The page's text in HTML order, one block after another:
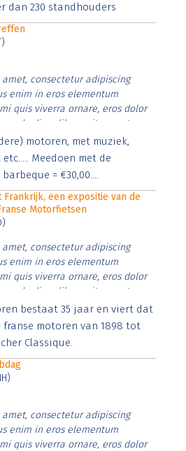
dan 230 standhouders
consectetur adipiscing
enim in eros elementum
quis viverra ornare, eros dolor
diam libero vitae erat.
justo cursus id rutrum lorem
vitae risus tristique posuere.
motoren, met muziek,
Meedoen met de
= €30,00....
Frankrijk, een expositie van de
Motorfietsen
consectetur adipiscing
enim in eros elementum
quis viverra ornare, eros dolor
diam libero vitae erat.
justo cursus id rutrum lorem
vitae risus tristique posuere.
bestaat 35 jaar en viert dat
franse motoren van 1898 tot
Classique.
consectetur adipiscing
enim in eros elementum
quis viverra ornare, eros dolor